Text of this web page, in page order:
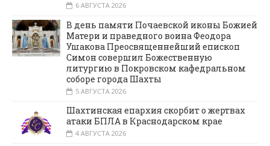
6 АВГУСТА 2026
В день памяти Почаевской иконы Божией
Матери и праведного воина Феодора
Ушакова Преосвященнейший епископ
Симон совершил Божественную
литургию в Покровском кафедральном
соборе города Шахты
5 АВГУСТА 2026
Шахтинская епархия скорбит о жертвах
атаки БПЛА в Краснодарском крае
4 АВГУСТА 2026